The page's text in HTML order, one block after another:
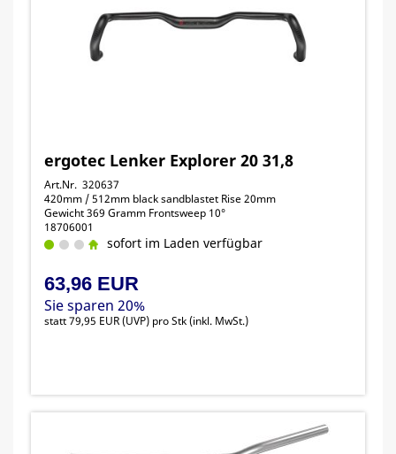
ergotec Lenker Explorer 20 31,8
Art.Nr. 320637
420mm / 512mm black sandblastet Rise 20mm
Gewicht 369 Gramm Frontsweep 10°
18706001
sofort im Laden verfügbar
63,96 EUR
Sie sparen 20%
statt79,95 EUR(UVP) pro Stk (inkl. MwSt.)